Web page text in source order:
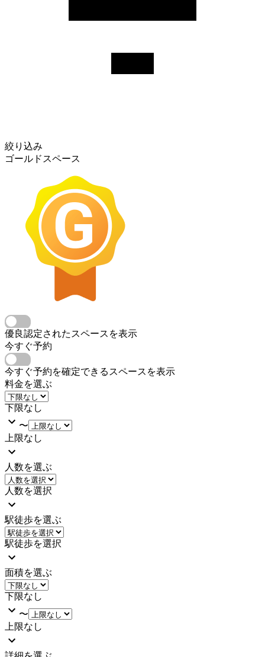
絞り込み
ゴールドスペース
優良認定されたスペースを表示
今すぐ予約
今すぐ予約を確定できるスペースを表示
料金を選ぶ
下限なし
〜
上限なし
人数を選ぶ
人数を選択
駅徒歩を選ぶ
駅徒歩を選択
面積を選ぶ
下限なし
〜
上限なし